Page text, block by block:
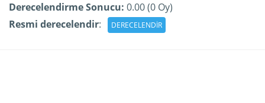
Derecelendirme Sonucu: 0.00 (0 Oy)
Resmi derecelendir: